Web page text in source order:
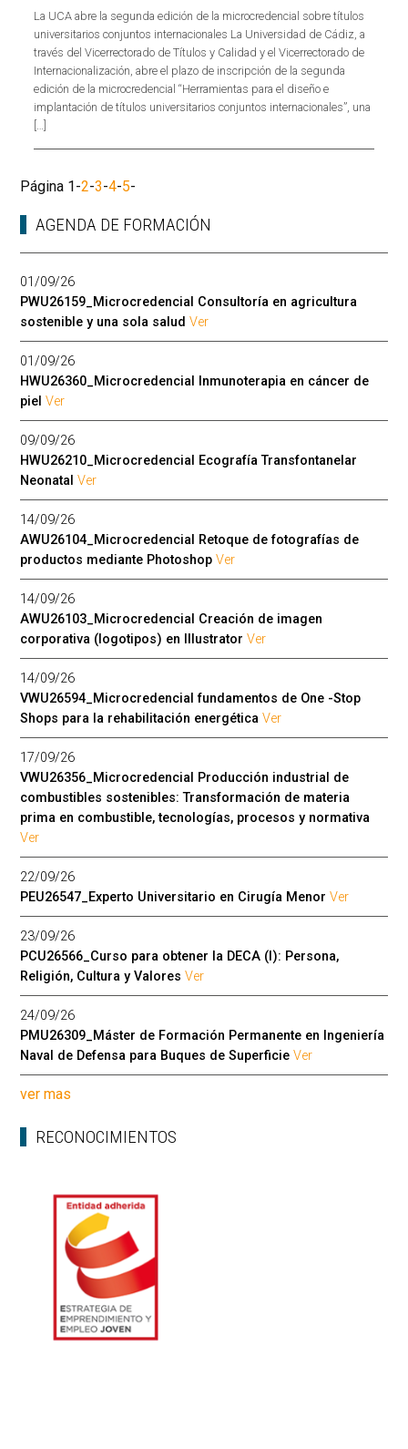
La UCA abre la segunda edición de la microcredencial sobre títulos
universitarios conjuntos internacionales La Universidad de Cádiz, a
través del Vicerrectorado de Títulos y Calidad y el Vicerrectorado de
Internacionalización, abre el plazo de inscripción de la segunda
edición de la microcredencial “Herramientas para el diseño e
implantación de títulos universitarios conjuntos internacionales”, una
[…]
Página 1 -2-3-4-5-
AGENDA DE FORMACIÓN
01/09/26
PWU26159_Microcredencial Consultoría en agricultura
sostenible y una sola saludVer
01/09/26
HWU26360_Microcredencial Inmunoterapia en cáncer de
pielVer
09/09/26
HWU26210_Microcredencial Ecografía Transfontanelar
NeonatalVer
14/09/26
AWU26104_Microcredencial Retoque de fotografías de
productos mediante PhotoshopVer
14/09/26
AWU26103_Microcredencial Creación de imagen
corporativa (logotipos) en IllustratorVer
14/09/26
VWU26594_Microcredencial fundamentos de One -Stop
Shops para la rehabilitación energéticaVer
17/09/26
VWU26356_Microcredencial Producción industrial de
combustibles sostenibles: Transformación de materia
prima en combustible, tecnologías, procesos y normativa
Ver
22/09/26
PEU26547_Experto Universitario en Cirugía MenorVer
23/09/26
PCU26566_Curso para obtener la DECA (I): Persona,
Religión, Cultura y ValoresVer
24/09/26
PMU26309_Máster de Formación Permanente en Ingeniería
Naval de Defensa para Buques de SuperficieVer
ver mas
RECONOCIMIENTOS